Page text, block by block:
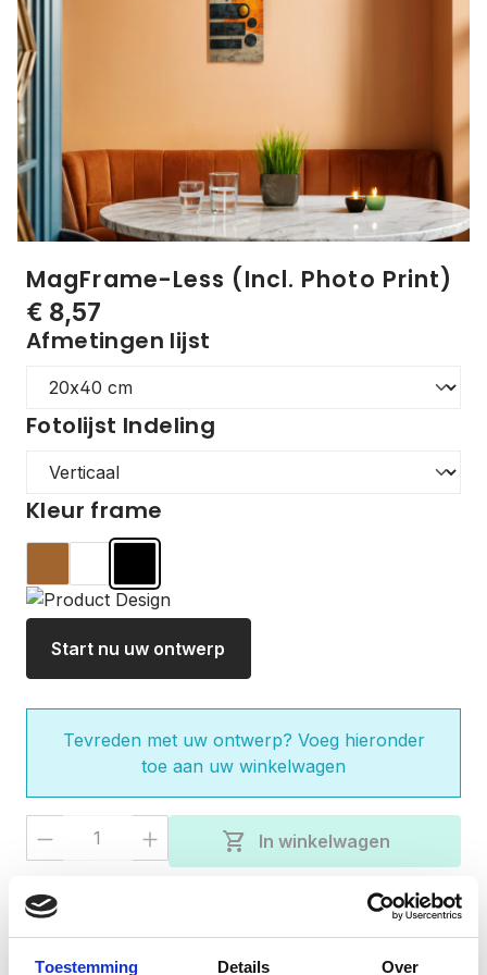
Toestemming Details Over
MagFrame-Less (Incl. Photo Print)
€ 8,57
Afmetingen lijst
Fotolijst Indeling
Kleur frame
Start nu uw ontwerp
Tevreden met uw ontwerp? Voeg hieronder
toe aan uw winkelwagen
Producthoeveelheid: Voer de
shopping_cart In winkelwagen
check
check